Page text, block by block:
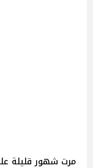
مرت شهور قليلة